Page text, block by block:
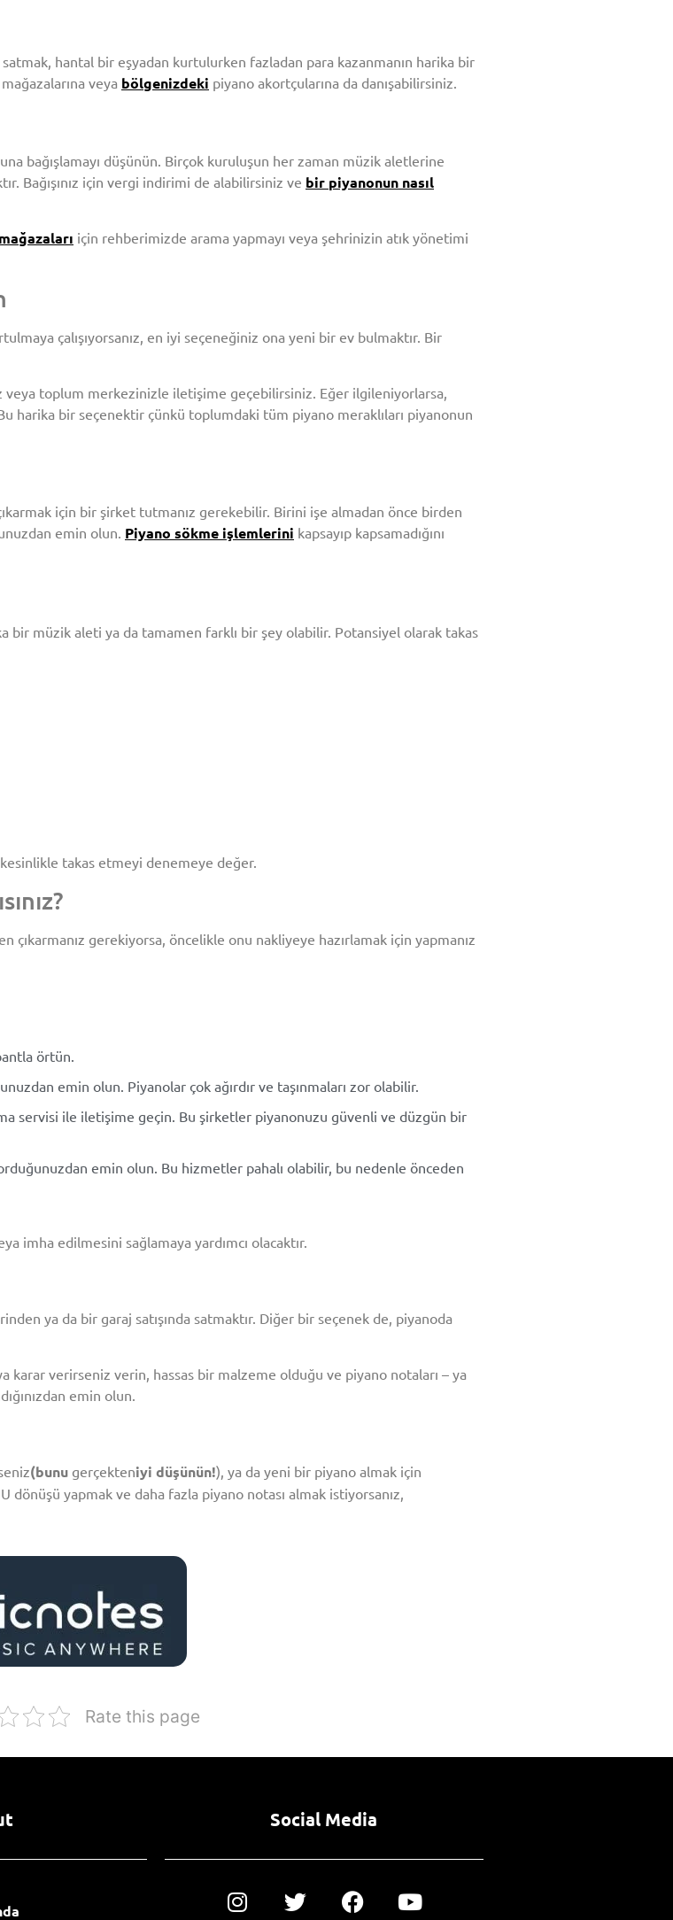
satmak, hantal bir eşyadan kurtulurken fazladan para kazanmanın harika bir
veya bölgenizdeki piyano akortçularına da danışabilirsiniz.
bağışlamayı düşünün. Birçok kuruluşun her zaman müzik aletlerine
Bağışınız için vergi indirimi de alabilirsiniz ve bir piyanonun nasıl
için rehberimizde arama yapmayı veya şehrinizin atık yönetimi
çalışıyorsanız, en iyi seçeneğiniz ona yeni bir ev bulmaktır. Bir
toplum merkezinizle iletişime geçebilirsiniz. Eğer ilgileniyorlarsa,
harika bir seçenektir çünkü toplumdaki tüm piyano meraklıları piyanonun
için bir şirket tutmanız gerekebilir. Birini işe almadan önce birden
emin olun. Piyano sökme işlemlerini kapsayıp kapsamadığını
bir müzik aleti ya da tamamen farklı bir şey olabilir. Potansiyel olarak takas
takas etmeyi denemeye değer.
çıkarmanız gerekiyorsa, öncelikle onu nakliyeye hazırlamak için yapmanız
örtün.
emin olun. Piyanolar çok ağırdır ve taşınmaları zor olabilir.
servisi ile iletişime geçin. Bu şirketler piyanonuzu güvenli ve düzgün bir
emin olun. Bu hizmetler pahalı olabilir, bu nedenle önceden
imha edilmesini sağlamaya yardımcı olacaktır.
ya da bir garaj satışında satmaktır. Diğer bir seçenek de, piyanoda
karar verirseniz verin, hassas bir malzeme olduğu ve piyano notaları – ya
emin olun.
(bunu gerçekteniyi düşünün!), ya da yeni bir piyano almak için
yapmak ve daha fazla piyano notası almak istiyorsanız,
Rate this page
Social Media